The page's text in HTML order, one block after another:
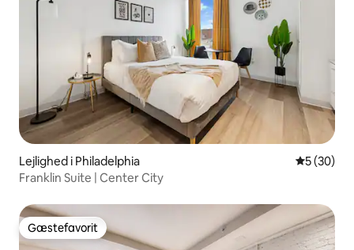
Lejlighed i Philadelphia 5 ud af 5 i
5 (30)
Franklin Suite | Center City
Gæstefavorit
Gæstefavorit